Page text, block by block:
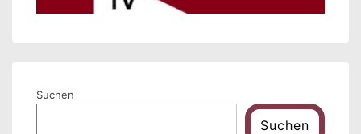
Suchen
Suchen